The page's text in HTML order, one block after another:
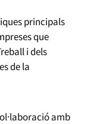
principals
que
i dels
de la
amb